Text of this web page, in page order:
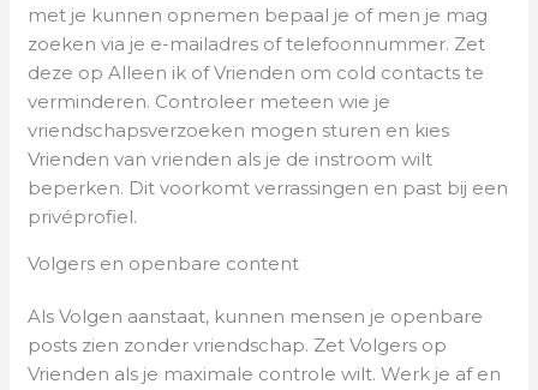
met je kunnen opnemen bepaal je of men je mag
zoeken via je e-mailadres of telefoonnummer. Zet
deze op Alleen ik of Vrienden om cold contacts te
verminderen. Controleer meteen wie je
vriendschapsverzoeken mogen sturen en kies
Vrienden van vrienden als je de instroom wilt
beperken. Dit voorkomt verrassingen en past bij een
privéprofiel.
Volgers en openbare content
Als Volgen aanstaat, kunnen mensen je openbare
posts zien zonder vriendschap. Zet Volgers op
Vrienden als je maximale controle wilt. Werk je af en